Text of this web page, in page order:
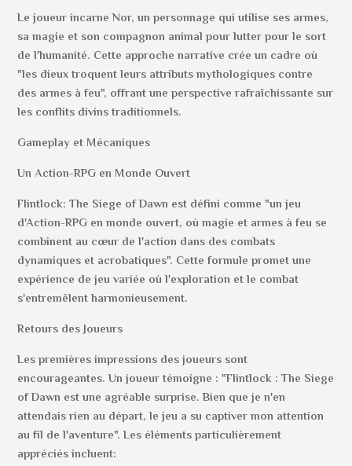
Le joueur incarne Nor, un personnage qui utilise ses armes,
sa magie et son compagnon animal pour lutter pour le sort
de l'humanité. Cette approche narrative crée un cadre où
"les dieux troquent leurs attributs mythologiques contre
des armes à feu", offrant une perspective rafraîchissante sur
les conflits divins traditionnels.
Gameplay et Mécaniques
Un Action-RPG en Monde Ouvert
Flintlock: The Siege of Dawn est défini comme "un jeu
d'Action-RPG en monde ouvert, où magie et armes à feu se
combinent au cœur de l'action dans des combats
dynamiques et acrobatiques". Cette formule promet une
expérience de jeu variée où l'exploration et le combat
s'entremêlent harmonieusement.
Retours des Joueurs
Les premières impressions des joueurs sont
encourageantes. Un joueur témoigne : "Flintlock : The Siege
of Dawn est une agréable surprise. Bien que je n'en
attendais rien au départ, le jeu a su captiver mon attention
au fil de l'aventure". Les éléments particulièrement
appréciés incluent: